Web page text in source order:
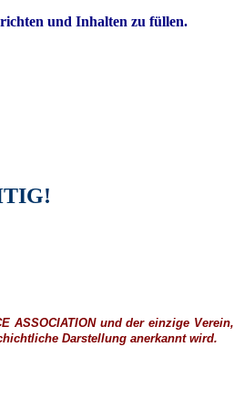
und Inhalten zu füllen.
ASSOCIATIONund der einzige Verein,
Darstellung anerkannt wird.